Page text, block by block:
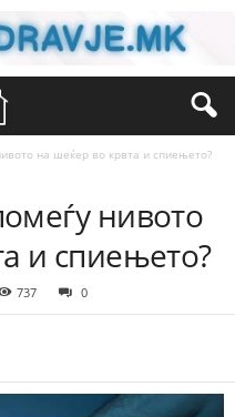
на шеќер во крвта и спиењето?
нивото
и спиењето?
737 0